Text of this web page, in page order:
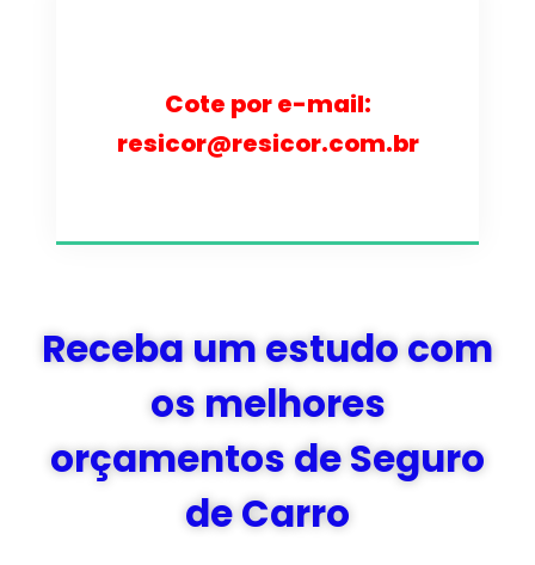
Cote por e-mail:
resicor@resicor.com.br
Receba um estudo com
os melhores
orçamentos de Seguro
de Carro